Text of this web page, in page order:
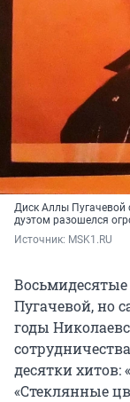
Диск Аллы Пугачевой
дуэтом разошелся
Источник: MSK1.RU
Пугачевой, но
годы
десятки хитов:
«Стеклянные